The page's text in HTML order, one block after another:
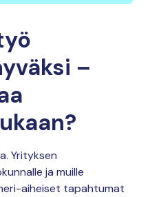
–
Yrityksen
ja muille
aiheiset tapahtumat